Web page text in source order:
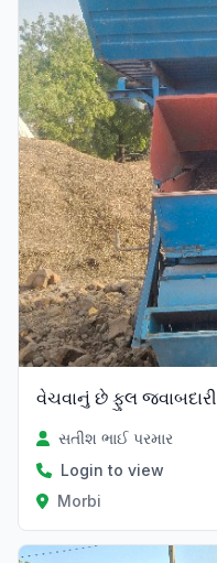
વેચવાનું છે ફુલ જવાબદારી
સતીશ ભાઈ પરમાર
Login to view
Morbi